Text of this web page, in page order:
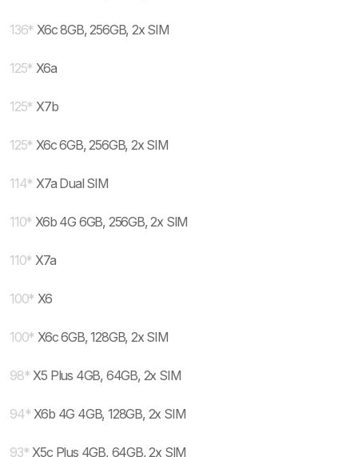
136* X6c 8GB, 256GB, 2x SIM
125* X6a
125* X7b
125* X6c 6GB, 256GB, 2x SIM
114* X7a Dual SIM
110* X6b 4G 6GB, 256GB, 2x SIM
110* X7a
100* X6
100* X6c 6GB, 128GB, 2x SIM
98* X5 Plus 4GB, 64GB, 2x SIM
94* X6b 4G 4GB, 128GB, 2x SIM
93* X5c Plus 4GB, 64GB, 2x SIM